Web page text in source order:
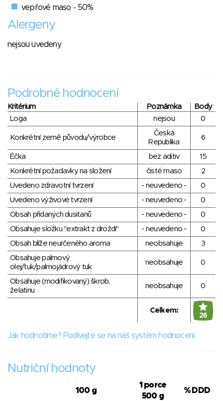
vepřové maso - 50%
Alergeny
nejsou uvedeny
Podrobné hodnocení
Kritérium Poznámka
Body
Loga
nejsou 0
Konkrétní země původu/výrobce
Česká
Republika
6
Éčka bez aditiv
15
Konkrétní požadavky na složení
čisté maso
2
Uvedeno zdravotní tvrzení
- neuvedeno -
0
Uvedeno výživové tvrzení
- neuvedeno -
0
Obsah přidaných dusitanů
- neuvedeno -
0
Obsahuje složku "extrakt z droždí"
- neuvedeno -
0
Obsah blíže neurčeného aroma
neobsahuje
3
Obsahuje palmový
olej/tuk/palmojádrový tuk
neobsahuje 0
Obsahuje (modifikovaný) škrob,
želatinu
neobsahuje 0
Celkem:
26
Jak hodnotíme? Podívejte se na náš systém hodnocení.
Nutriční hodnoty
100 g
1 porce
500 g
% DDD